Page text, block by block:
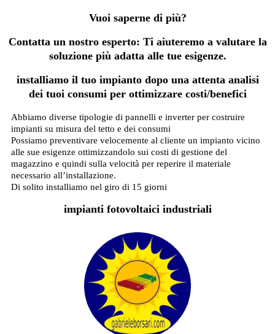
Vuoi saperne di più?
Contatta un nostro esperto: Ti aiuteremo a valutare la
soluzione più adatta alle tue esigenze.
installiamo il tuo impianto dopo una attenta analisi
dei tuoi consumi per ottimizzare costi/benefici
Abbiamo diverse tipologie di pannelli e inverter per costruire
impianti su misura del tetto e dei consumi
Possiamo preventivare velocemente al cliente un impianto vicino
alle sue esigenze ottimizzandolo sui costi di gestione del
magazzino e quindi sulla velocità per reperire il materiale
necessario all’installazione.
Di solito installiamo nel giro di 15 giorni
impianti fotovoltaici industriali